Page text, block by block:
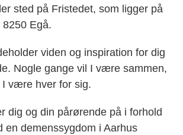
sted på Fristedet, som ligger på
Egå.
viden og inspiration for dig
Nogle gange vil I være sammen,
I være hver for sig.
dig og din pårørende på i forhold
en demenssygdom i Aarhus